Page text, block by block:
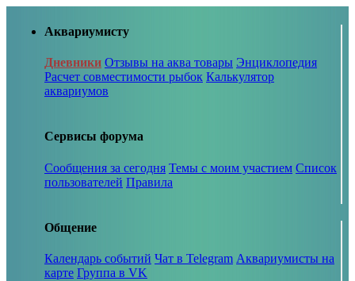
Аквариумисту
Дневники Отзывы на аква товары Энциклопедия
Расчет совместимости рыбок Калькулятор
аквариумов
Сервисы форума
Сообщения за сегодня Темы с моим участием Список
пользователей Правила
Общение
Календарь событий Чат в Telegram Аквариумисты на
карте Группа в VK